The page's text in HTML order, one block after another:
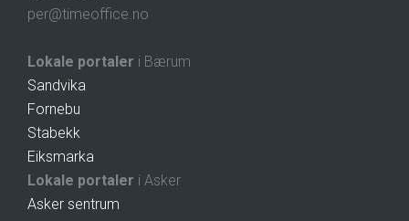
per@timeoffice.no
Lokale portaler i Bærum
Sandvika
Fornebu
Stabekk
Eiksmarka
Lokale portaler i Asker
Asker sentrum